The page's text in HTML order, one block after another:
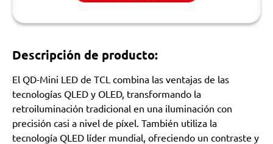
Descripción de producto:
El QD-Mini LED de TCL combina las ventajas de las
tecnologías QLED y OLED, transformando la
retroiluminación tradicional en una iluminación con
precisión casi a nivel de píxel. También utiliza la
tecnología QLED líder mundial, ofreciendo un contraste y